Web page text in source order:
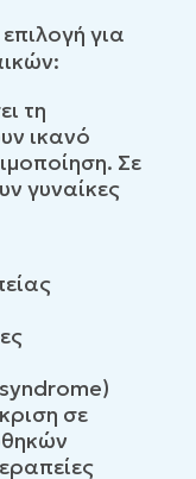
για
τη
ικανό
Σε
γυναίκες
σε